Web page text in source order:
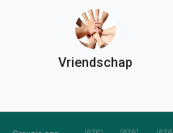
Vriendschap